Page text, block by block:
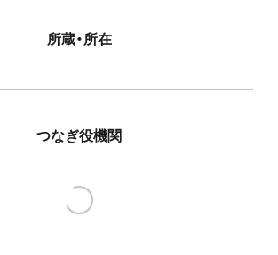
所蔵・所在
つなぎ役機関